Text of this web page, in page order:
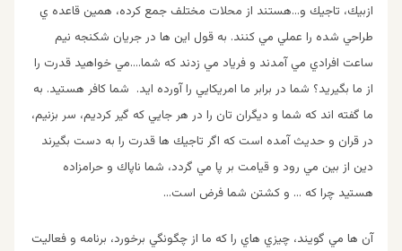
ازبيك، تاجيك و…هستند از محلات مختلف جمع كرده، همين قاعده ي
طراحي شده را عملي مي كنند. به قول اين ها در جريان شكنجه نيم
ساعت افرادي مي آمدند و فرياد مي زدند كه شما….مي خواهيد قدرت را
از ما بگيريد؟ شما در برابر ما امريكايي را آورده ايد. شما كافر هستيد. به
ما گفته اند كه شما و ديگران تان را در هر جايي كه گير كرديم، سر بزنيم،
در قران و حديث آمده است كه اگر تاجيك ها قدرت را به دست بگيرند
دين از بين مي رود و قيامت بر پا مي گردد، شما ناپاك و حرامزاده
هستيد چرا كه … و كشتن شما فرض است…
آن ها مي گويند، چيزي هاي را كه ما از چگونگي برخورد، برنامه و فعاليت